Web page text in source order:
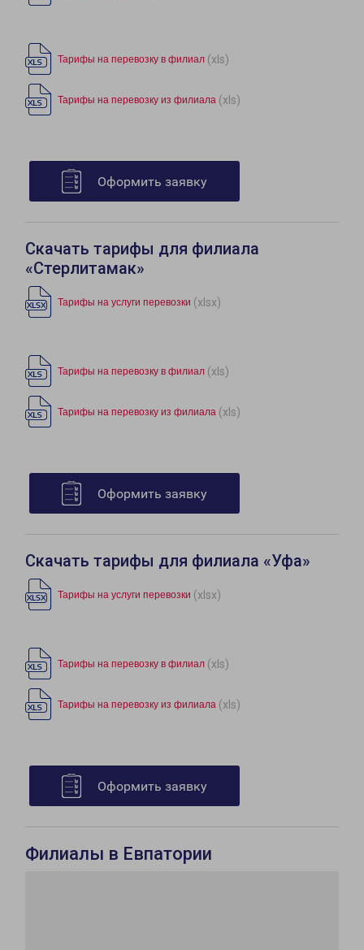
Тарифы на перевозку в филиал (xls)
Тарифы на перевозку из филиала (xls)
Оформить заявку
Скачать тарифы для филиала
«Стерлитамак»
Тарифы на услуги перевозки (xlsx)
Тарифы на перевозку в филиал (xls)
Тарифы на перевозку из филиала (xls)
Оформить заявку
Скачать тарифы для филиала «Уфа»
Тарифы на услуги перевозки (xlsx)
Тарифы на перевозку в филиал (xls)
Тарифы на перевозку из филиала (xls)
Оформить заявку
Филиалы в Евпатории